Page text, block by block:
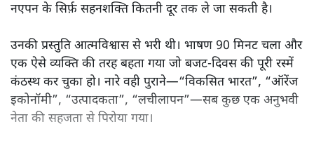
नएपन के सिर्फ़ सहनशक्ति कितनी दूर तक ले जा सकती है।
उनकी प्रस्तुति आत्मविश्वास से भरी थी। भाषण 90 मिनट चला और
एक ऐसे व्यक्ति की तरह बहता गया जो बजट‑दिवस की पूरी रस्में
कंठस्थ कर चुका हो। नारे वही पुराने—“विकसित भारत”, “ऑरेंज
इकोनॉमी”, “उत्पादकता”, “लचीलापन”—सब कुछ एक अनुभवी
नेता की सहजता से पिरोया गया।